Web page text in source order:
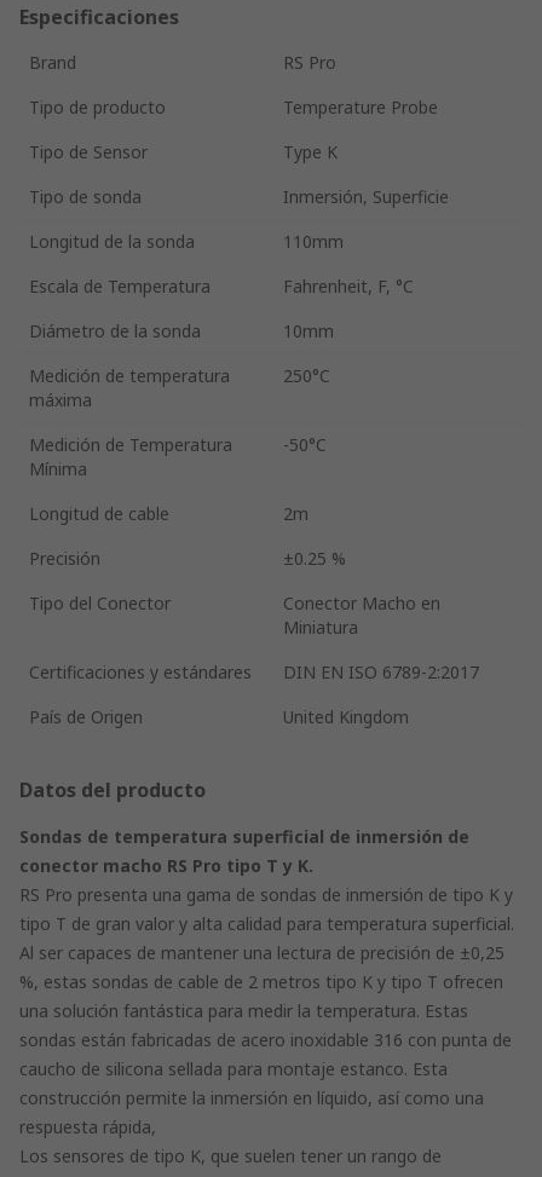
Especificaciones
Brand
RS Pro
Tipo de producto
Temperature Probe
Tipo de Sensor
Type K
Tipo de sonda
Inmersión, Superficie
Longitud de la sonda
110mm
Escala de Temperatura
Fahrenheit, F, °C
Diámetro de la sonda
10mm
Medición de temperatura
máxima
250°C
Medición de Temperatura
Mínima
-50°C
Longitud de cable
2m
Precisión
±0.25 %
Tipo del Conector
Conector Macho en
Miniatura
Certificaciones y estándares
DIN EN ISO 6789-2:2017
País de Origen
United Kingdom
Datos del producto
Sondas de temperatura superficial de inmersión de
conector macho RS Pro tipo T y K.
RS Pro presenta una gama de sondas de inmersión de tipo K y
tipo T de gran valor y alta calidad para temperatura superficial.
Al ser capaces de mantener una lectura de precisión de ±0,25
%, estas sondas de cable de 2 metros tipo K y tipo T ofrecen
una solución fantástica para medir la temperatura. Estas
sondas están fabricadas de acero inoxidable 316 con punta de
caucho de silicona sellada para montaje estanco. Esta
construcción permite la inmersión en líquido, así como una
respuesta rápida,
Los sensores de tipo K, que suelen tener un rango de